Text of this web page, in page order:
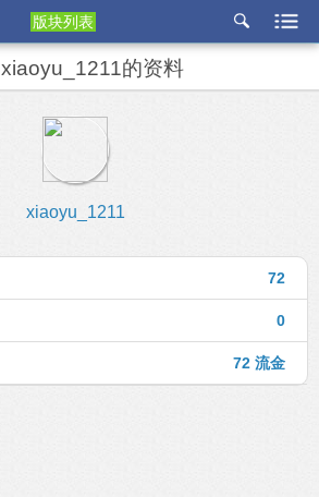
版块列表
etu
xiaoyu_1211的资料
xiaoyu_1211
72
0
72 流金